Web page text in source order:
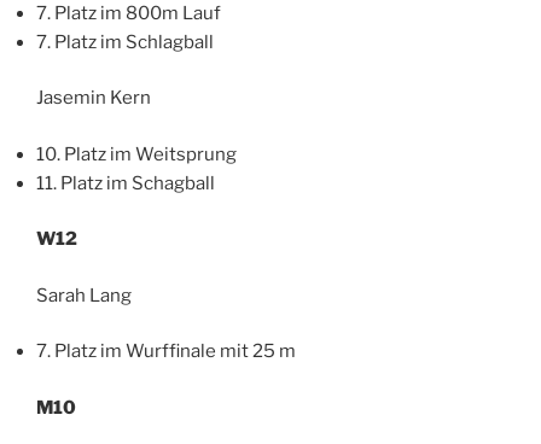
7. Platz im 800m Lauf
7. Platz im Schlagball
Jasemin Kern
10. Platz im Weitsprung
11. Platz im Schagball
W12
Sarah Lang
7. Platz im Wurffinale mit 25 m
M10